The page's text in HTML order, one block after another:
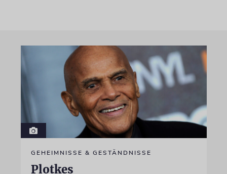
GEHEIMNISSE & GESTÄNDNISSE
Plotkes